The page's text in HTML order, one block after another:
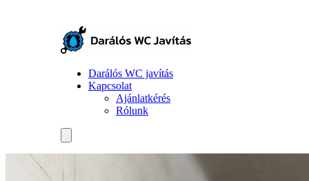
Darálós WC javítás
Kapcsolat
Ajánlatkérés
Rólunk